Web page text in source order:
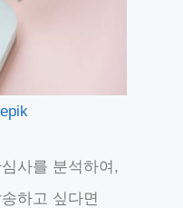
사를 분석하여,
하고 싶다면